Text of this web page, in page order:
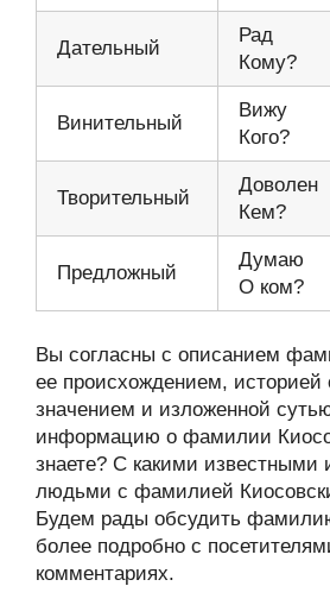
Дательный
Рад
Кому?
Винительный
Вижу
Кого?
Творительный
Доволен
Кем?
Предложный
Думаю
О ком?
Вы согласны с описанием
ее происхождением, историей
значением и изложенной
информацию о фамилии
знаете? С какими
людьми с фамилией
Будем рады обсудить
более подробно с
комментариях.